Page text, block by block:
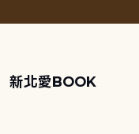
新北愛BOOK